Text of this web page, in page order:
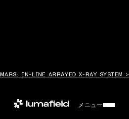
MARS: IN-LINE ARRAYED X-RAY SYSTEM >
メニュー